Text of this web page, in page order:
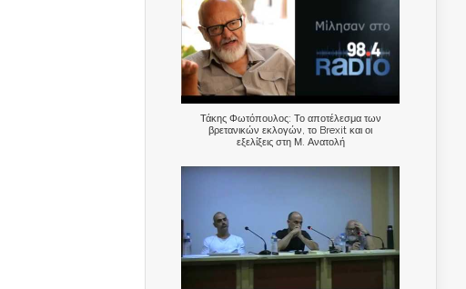
Τάκης Φωτόπουλος: Το αποτέλεσμα των
βρετανικών εκλογών, το Brexit και οι
εξελίξεις στη Μ. Ανατολή